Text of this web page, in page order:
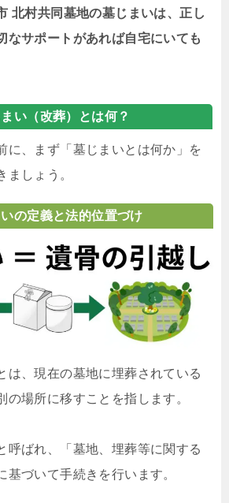
北村共同墓地の墓じまいは、正し
なサポートがあれば自宅にいても
い（改葬）とは何？
に、まず「墓じまいとは何か」を
ましょう。
の定義と法的位置づけ
は、現在の墓地に埋葬されている
の場所に移すことを指します。
呼ばれ、「墓地、埋葬等に関する
基づいて手続きを行います。